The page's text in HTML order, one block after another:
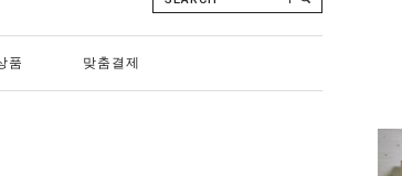
품 맞춤결제